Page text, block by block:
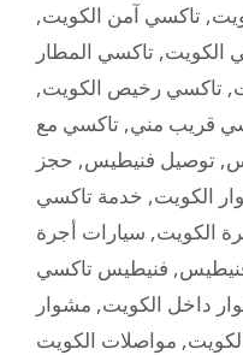
, تاكسي آمن الكويت,
الكويت, تاكسي المطار
, تاكسي رخيص الكويت,
قريب مني, تاكسي مع
, توصيل فنيطيس, حجز
الكويت, خدمة تاكسي
الكويت, سيارات أجرة
, فنيطيس تاكسي
داخل الكويت, مشوار
, مواصلات الكويت